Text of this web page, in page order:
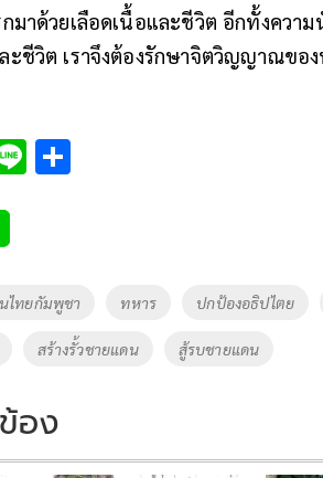
กมาด้วยเลือดเนื้อและชีวิต อีกทั้งคว
ะชีวิต เราจึงต้องรักษาจิตวิญญาณข
Li
ไทยกัมพูชา ทหาร ปกป้องอธิปไตย
สร้างรั้วชายแดน สู้รบชายแดน
อง